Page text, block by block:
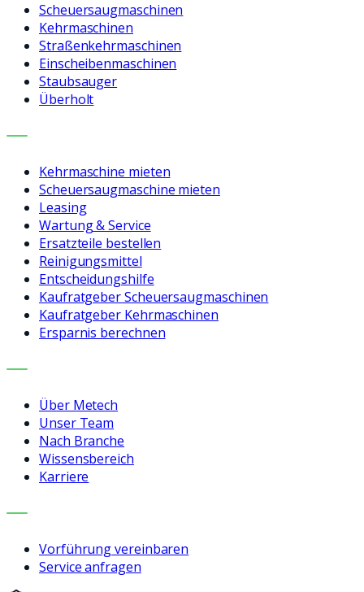
Scheuersaugmaschinen
Kehrmaschinen
Straßenkehrmaschinen
Einscheibenmaschinen
Staubsauger
Überholt
LEISTUNGEN
Kehrmaschine mieten
Scheuersaugmaschine mieten
Leasing
Wartung & Service
Ersatzteile bestellen
Reinigungsmittel
Entscheidungshilfe
Kaufratgeber Scheuersaugmaschinen
Kaufratgeber Kehrmaschinen
Ersparnis berechnen
UNTERNEHMEN
Über Metech
Unser Team
Nach Branche
Wissensbereich
Karriere
KONTAKT
Vorführung vereinbaren
Service anfragen